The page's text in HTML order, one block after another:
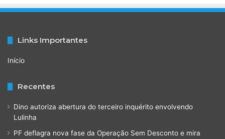
Links Importantes
Início
Recentes
Dino autoriza abertura do terceiro inquérito envolvendo
Lulinha
PF deflagra nova fase da Operação Sem Desconto e mira